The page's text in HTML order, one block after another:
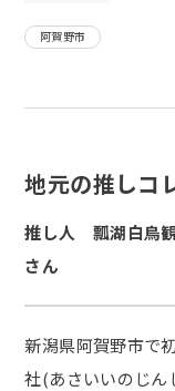
阿賀野市
地元の推しコ
推し人 瓢湖白鳥
さん
新潟県阿賀野市で
社(あさいいのじん